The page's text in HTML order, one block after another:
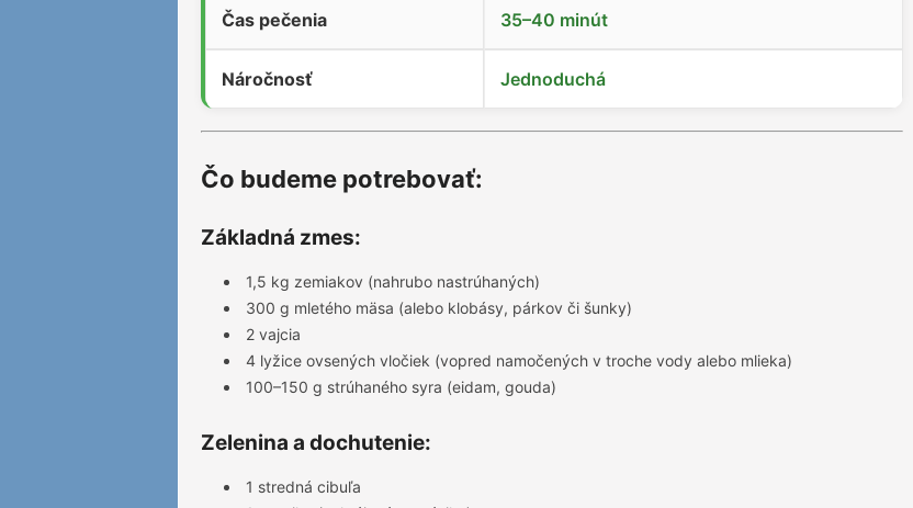
Čas pečenia 35–40 minút
Náročnosť Jednoduchá
Čo budeme potrebovať:
Základná zmes:
1,5 kg zemiakov (nahrubo nastrúhaných)
300 g mletého mäsa (alebo klobásy, párkov či šunky)
2 vajcia
4 lyžice ovsených vločiek (vopred namočených v troche vody alebo mlieka)
100–150 g strúhaného syra (eidam, gouda)
Zelenina a dochutenie:
1 stredná cibuľa